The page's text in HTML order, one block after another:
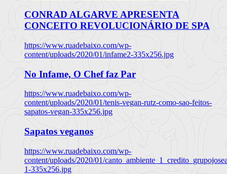
CONRAD ALGARVE APRESENTA
CONCEITO REVOLUCIONÁRIO DE SPA
https://www.ruadebaixo.com/wp-
content/uploads/2020/01/infame2-335x256.jpg
No Infame, O Chef faz Par
https://www.ruadebaixo.com/wp-
content/uploads/2020/01/tenis-vegan-rutz-como-sao-feitos-
sapatos-vegan-335x256.jpg
Sapatos veganos
https://www.ruadebaixo.com/wp-
content/uploads/2020/01/
1-335x256.jpg